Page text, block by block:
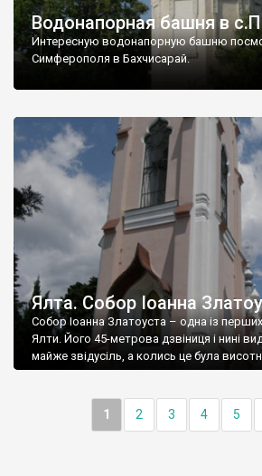
Водонапорная башня в
Интересную водонапорную башню
Симферополя в Бахчисарай.
Ялта. Собор Іоанна
Собор Іоанна Златоуста – одна із
Ялти. Його 45-метрова дзвіниця і нині
майже звідусіль, а колись це була
1 2 3 4 5